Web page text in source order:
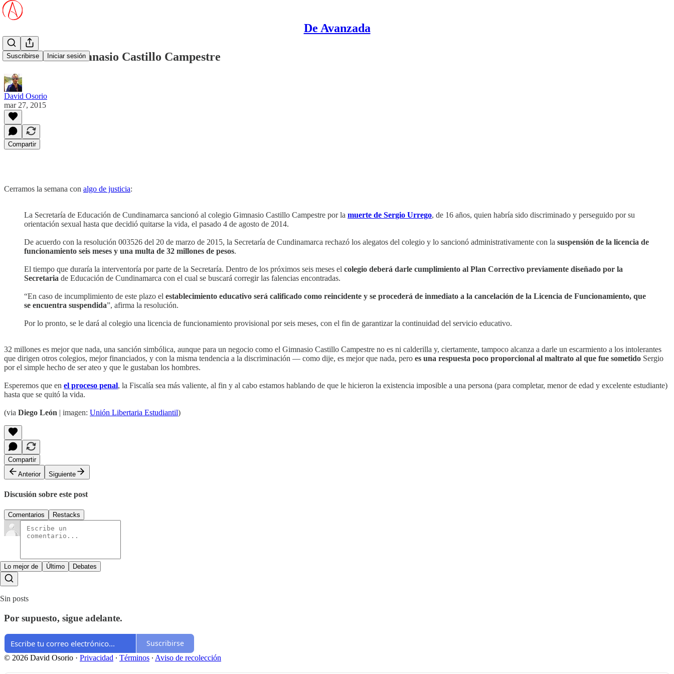
De Avanzada
Suscribirse Iniciar sesión
Sancionan a Gimnasio Castillo Campestre
David Osorio
mar 27, 2015
Compartir
Cerramos la semana con algo de justicia:
La Secretaría de Educación de Cundinamarca sancionó al colegio Gimnasio Castillo Campestre por la muerte de Sergio Urrego, de 16 años, quien habría sido discriminado y perseguido por su
orientación sexual hasta que decidió quitarse la vida, el pasado 4 de agosto de 2014.
De acuerdo con la resolución 003526 del 20 de marzo de 2015, la Secretaría de Cundinamarca rechazó los alegatos del colegio y lo sancionó administrativamente con la suspensión de la licencia de
funcionamiento seis meses y una multa de 32 millones de pesos.
El tiempo que duraría la interventoría por parte de la Secretaría. Dentro de los próximos seis meses el colegio deberá darle cumplimiento al Plan Correctivo previamente diseñado por la
Secretaria de Educación de Cundinamarca con el cual se buscará corregir las falencias encontradas.
“En caso de incumplimiento de este plazo el establecimiento educativo será calificado como reincidente y se procederá de inmediato a la cancelación de la Licencia de Funcionamiento, que
se encuentra suspendida”, afirma la resolución.
Por lo pronto, se le dará al colegio una licencia de funcionamiento provisional por seis meses, con el fin de garantizar la continuidad del servicio educativo.
32 millones es mejor que nada, una sanción simbólica, aunque para un negocio como el Gimnasio Castillo Campestre no es ni calderilla y, ciertamente, tampoco alcanza a darle un escarmiento a los intolerantes
que dirigen otros colegios, mejor financiados, y con la misma tendencia a la discriminación — como dije, es mejor que nada, pero es una respuesta poco proporcional al maltrato al que fue sometido Sergio
por el simple hecho de ser ateo y que le gustaban los hombres.
Esperemos que en el proceso penal, la Fiscalía sea más valiente, al fin y al cabo estamos hablando de que le hicieron la existencia imposible a una persona (para completar, menor de edad y excelente estudiante)
hasta que se quitó la vida.
(via Diego León | imagen: Unión Libertaria Estudiantil)
Compartir
Anterior
Siguiente
Discusión sobre este post
Comentarios Restacks
Lo mejor de Último Debates
Sin posts
Por supuesto, sigue adelante.
Suscribirse
© 2026 David Osorio · Privacidad ∙ Términos ∙ Aviso de recolección